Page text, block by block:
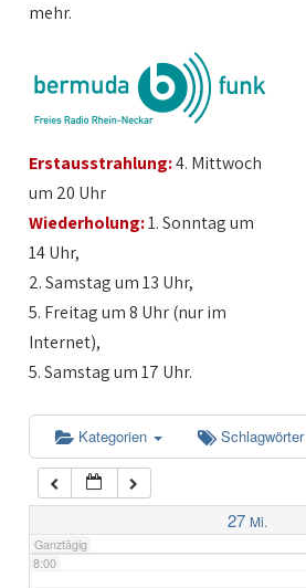
mehr.
Erstausstrahlung:4. Mittwoch
um 20 Uhr
Wiederholung:1. Sonntag um
14 Uhr,
2. Samstag um 13 Uhr,
5. Freitag um 8 Uhr (nur im
Internet),
5. Samstag um 17 Uhr.
Kategorien Schlagwörter
27 Mi.
Ganztägig
1:00
2:00
3:00
5:00
6:00
7:00
8:00